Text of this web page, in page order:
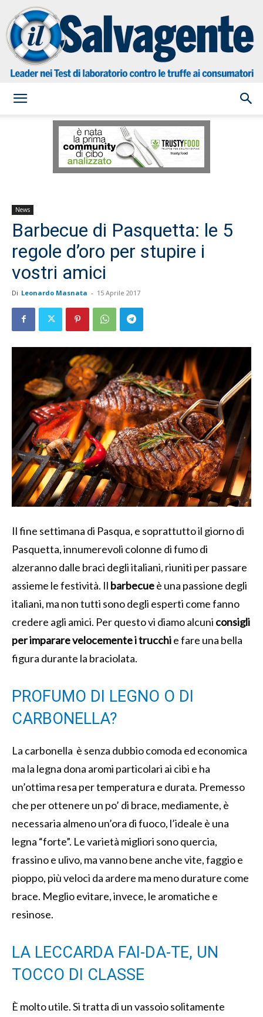
Salvagente
News
Barbecue di Pasquetta: le 5
regole d’oro per stupire i
vostri amici
Di Leonardo Masnata - 15 Aprile 2017
Il fine settimana di Pasqua, e soprattutto il giorno di
Pasquetta, innumerevoli colonne di fumo di
alzeranno dalle braci degli italiani, riuniti per passare
assieme le festività. Il barbecueè una passione degli
italiani, ma non tutti sono degli esperti come fanno
credere agli amici. Per questo vi diamo alcuni consigli
per imparare velocemente i trucchie fare una bella
figura durante la braciolata.
PROFUMO DI LEGNO O DI
CARBONELLA?
La carbonella è senza dubbio comoda ed economica
ma la legna dona aromi particolari ai cibi e ha
un’ottima resa per temperatura e durata. Premesso
che per ottenere un po’ di brace, mediamente, è
necessaria almeno un’ora di fuoco, l’ideale è una
legna “forte”. Le varietà migliori sono quercia,
frassino e ulivo, ma vanno bene anche vite, faggio e
pioppo, più veloci da ardere ma meno durature come
brace. Meglio evitare, invece, le aromatiche e
resinose.
LA LECCARDA FAI-DA-TE, UN
TOCCO DI CLASSE
È molto utile. Si tratta di un vassoio solitamente